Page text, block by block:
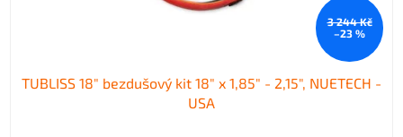
3 244 Kč
–23 %
TUBLISS 18" bezdušový kit 18" x 1,85" - 2,15", NUETECH -
USA